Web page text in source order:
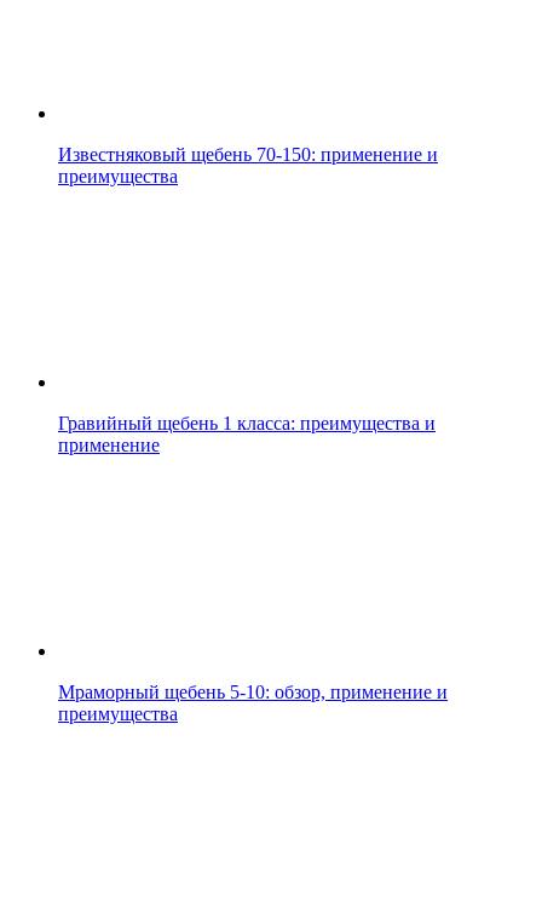
Известняковый щебень 70-150: применение и
преимущества
Гравийный щебень 1 класса: преимущества и
применение
Мраморный щебень 5-10: обзор, применение и
преимущества